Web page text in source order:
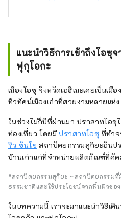
แนะนำวิธีการเข้าถึงโอซุ
ฟุกุโอกะ
เมืองโอซุ จังหวัดเอฮิเมะเคยเป็นเมื
ทิวทัศน์เมืองเก่าที่สวยงามหลายแห่ง
ในช่วงไม่กี่ปีที่ผ่านมา ปราสาทโอ
ท่องเที่ยว โดยมีปราสาทโอซุ ที่ทำ
ริว ซันโซ สถาปัตยกรรมสุกิยะอันป
บ้านเก่าแก่ที่จำหน่ายผลิตภัณฑ์ที่คั
*สถาปัตยกรรมสุกิยะ ~ สถาปัตยกรรม
ธรรมชาติและใช้ประโยชน์จากพื้นผิวขอ
ในบทความนี้ เราจะมาแนะนำวิธีเดิ